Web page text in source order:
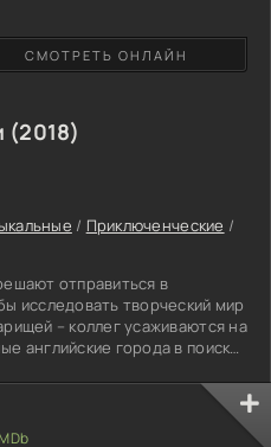
(2018)
/ Приключенческие /
отправиться в
исследовать творческий мир
– коллег усаживаются на
английские города в поисках
в Ливерпуль, Бристоль,
где останавливаются,
Исследователи мира
СМОТРЕТЬ ОНЛАЙН